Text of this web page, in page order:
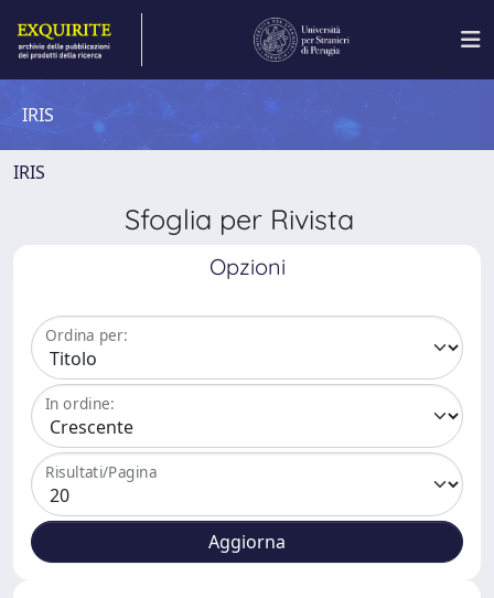
IRIS
IRIS
Sfoglia per Rivista
Opzioni
Ordina per:
In ordine:
Risultati/Pagina